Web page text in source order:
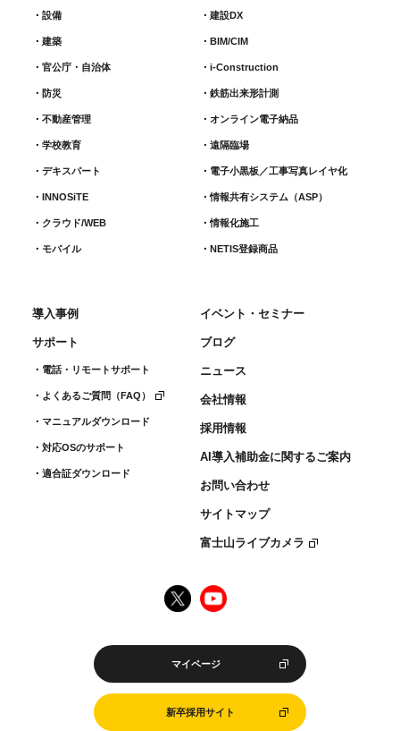
設備
建築
官公庁・自治体
防災
不動産管理
学校教育
デキスパート
INNOSiTE
クラウド/WEB
モバイル
建設DX
BIM/CIM
i-Construction
鉄筋出来形計測​
オンライン電子納品
遠隔臨場
電子小黒板／工事写真レイヤ化
情報共有システム（ASP）
情報化施工
NETIS登録商品
導入事例
サポート
電話・リモートサポート
よくあるご質問（FAQ）
マニュアルダウンロード
対応OSのサポート
適合証ダウンロード
イベント・セミナー
ブログ
ニュース
会社情報
採用情報
AI導入補助金に関するご案内
お問い合わせ
サイトマップ
富士山ライブカメラ
マイページ
新卒採用サイト